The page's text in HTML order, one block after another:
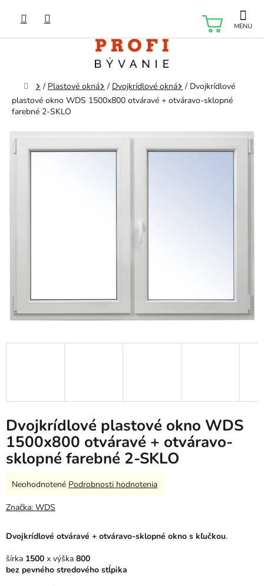
obsah
Domov
/ Plastové okná / Dvojkrídlové okná / Dvojkrídlové
plastové okno WDS 1500x800 otváravé + otváravo-sklopné
farebné 2-SKLO
Dvojkrídlové plastové okno WDS
1500x800 otváravé + otváravo-
sklopné farebné 2-SKLO
Dvojkrídlové otváravé + otváravo-sklopné okno s kľučkou.
šírka 1500 x výška 800
bez pevného stredového stĺpika
Priemerné
produktu
z
hviezdičiek.
Neohodnotené Podrobnosti hodnotenia
Značka: WDS